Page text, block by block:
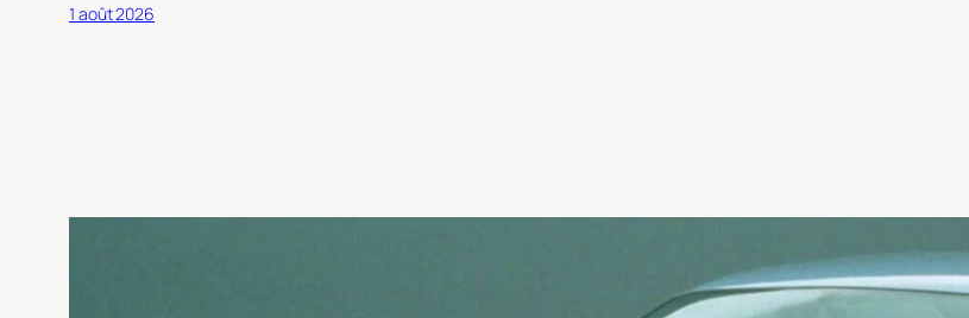
1 août 2026